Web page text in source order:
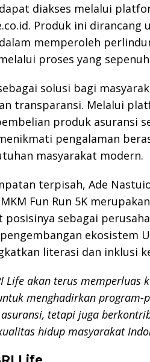
diakses melalui
Produk ini dirancang
memperoleh
proses yang
solusi bagi
transparansi. Melalui
produk asuransi
pengalaman
masyarakat modern.
terpisah, Ade
Fun Run 5K
posisinya sebagai
ekosistem
literasi dan inklusi
Life akan terus
menghadirkan
tetapi juga
hidup masyarakat